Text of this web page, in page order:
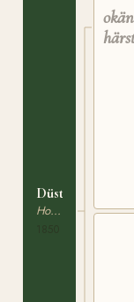
Düsterbrun
Holsteiner